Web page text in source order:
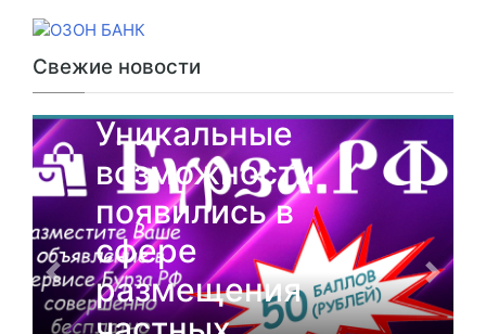
Свежие новости
От партнеров
Уникальные
возможности
появились в
сфере
размещения